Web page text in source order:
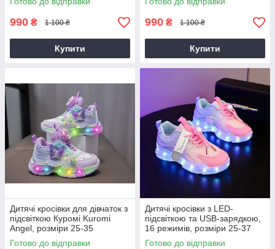
990 ₴ 1 100 ₴
Купити
990 ₴ 1 100 ₴
Купити
Дитячі кросівки для дівчаток з
підсвіткою Куромі Kuromi
Angel, розміри 25-35
фіолетові
Готово до відправки
Дитячі кросівки з LED-
підсвіткою та USB-зарядкою,
16 режимів, розміри 25-37
для дівчаток + подарунок!
Готово до відправки